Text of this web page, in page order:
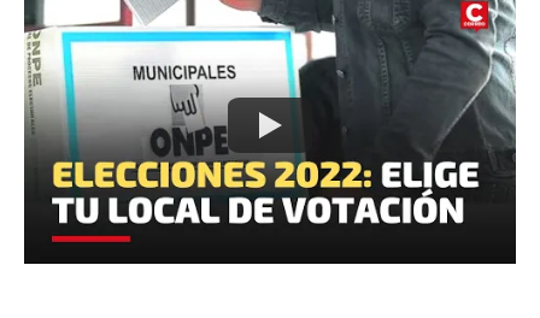
1
m
i
n
u
e